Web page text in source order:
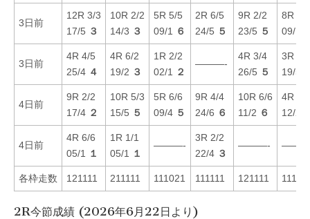
3日前
12R 3/3
17/5 ３
10R 2/2
14/3 ３
5R 5/5
09/1
６
2R 6/5
24/5 ５
9R 2/2
23/5 ５
8R 3/3
09/1
3日前
4R 4/5
25/4 ４
4R 6/2
19/2 ３
1R 2/2
02/1
２
———-
4R 3/4
26/5 ５
3R 6/6
19/5
4日前
9R 2/2
17/4 ２
10R 5/3
15/5 ５
5R 6/6
09/4 ５
9R 4/4
24/6 ６
10R 6/6
11/2 ６
4R 5/5
12/2
4日前
4R 6/6
05/1
１
1R 1/1
05/1
１
———-
3R 2/2
22/4 ３
———-
各枠走数 121111 211111 111021 111111 121111
2R今節成績 (2026年6月22日より)